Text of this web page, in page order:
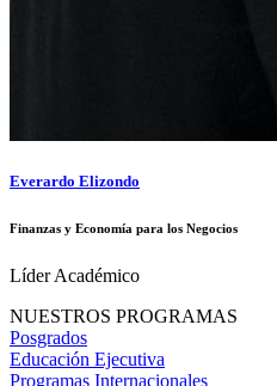
Everardo Elizondo
Finanzas y Economía para los Negocios
Líder Académico
NUESTROS PROGRAMAS
Posgrados
Educación Ejecutiva
Programas Internacionales